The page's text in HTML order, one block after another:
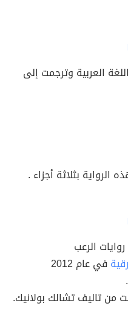
باللغة العربية وترجمت إلى
بثلاثة أجزاء .
الرعب
في عام 2012
من تاليف تشالك بولانيك.